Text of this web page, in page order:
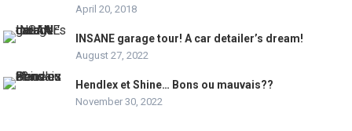
April 20, 2018
INSANE garage tour! A car detailer’s dream!
August 27, 2022
Hendlex et Shine… Bons ou mauvais??
November 30, 2022